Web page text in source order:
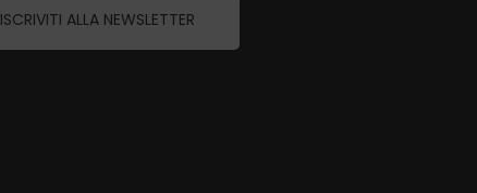
ISCRIVITI ALLA NEWSLETTER